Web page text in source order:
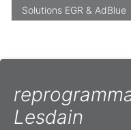
Solutions EGR & AdBlue
Lesdain